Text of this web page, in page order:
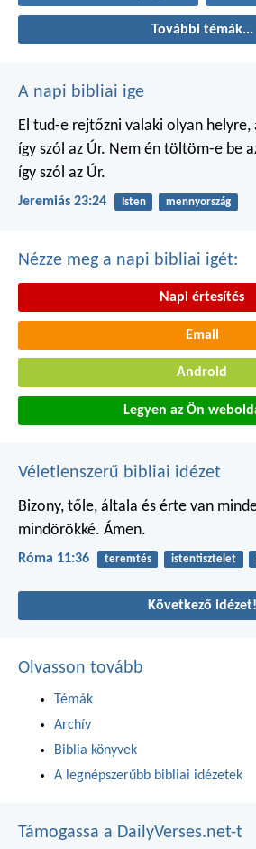
További témák...
A napi bibliai ige
El tud-e rejtőzni valaki olyan helyre,
így szól az Úr. Nem én töltöm-e be
így szól az Úr.
Jeremiás 23:24 Isten mennyország
Nézze meg a napi bibliai igét:
Napi értesítés
Email
Android
Legyen az Ön
Véletlenszerű bibliai idézet
Bizony, tőle, általa és érte van
mindörökké. Ámen.
Róma 11:36 teremtés istentisztelet
Következő idézet!
Olvasson tovább
Témák
Archív
Biblia könyvek
A legnépszerűbb bibliai idézetek
Támogassa a DailyVerses.net-t